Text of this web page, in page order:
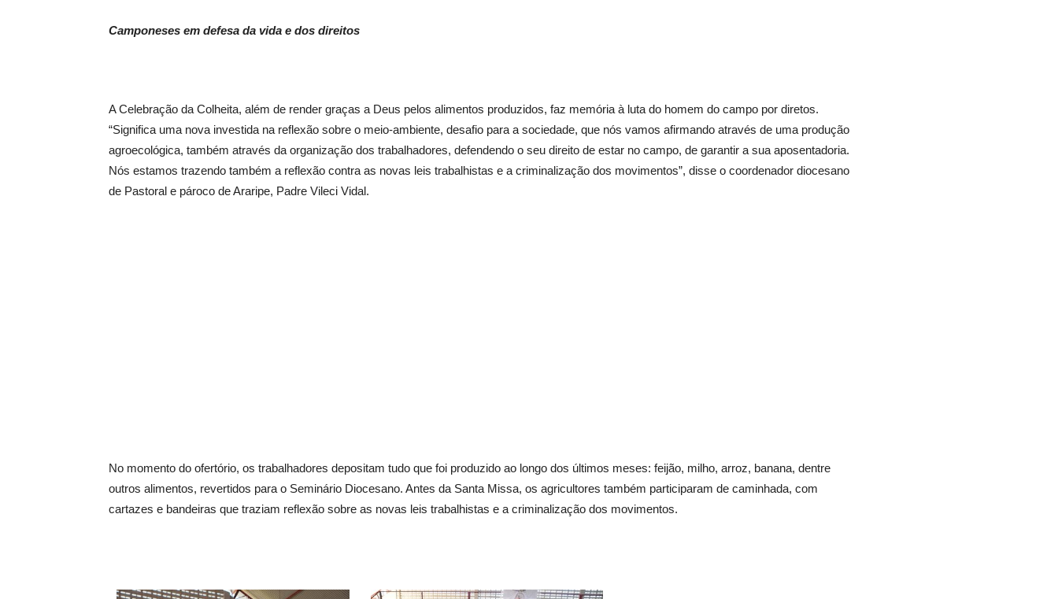
Camponeses em defesa da vida e dos direitos
A Celebração da Colheita, além de render graças a Deus pelos alimentos produzidos, faz memória à luta do homem do campo por diretos.
“Significa uma nova investida na reflexão sobre o meio-ambiente, desafio para a sociedade, que nós vamos afirmando através de uma produção
agroecológica, também através da organização dos trabalhadores, defendendo o seu direito de estar no campo, de garantir a sua aposentadoria.
Nós estamos trazendo também a reflexão contra as novas leis trabalhistas e a criminalização dos movimentos”, disse o coordenador diocesano
de Pastoral e pároco de Araripe, Padre Vileci Vidal.
No momento do ofertório, os trabalhadores depositam tudo que foi produzido ao longo dos últimos meses: feijão, milho, arroz, banana, dentre
outros alimentos, revertidos para o Seminário Diocesano. Antes da Santa Missa, os agricultores também participaram de caminhada, com
cartazes e bandeiras que traziam reflexão sobre as novas leis trabalhistas e a criminalização dos movimentos.